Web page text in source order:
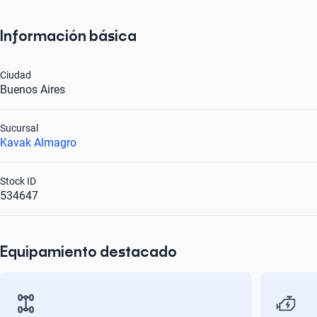
Información básica
Buenos Aires
Ciudad
Kavak Almagro
Sucursal
534647
Stock ID
Equipamiento destacado